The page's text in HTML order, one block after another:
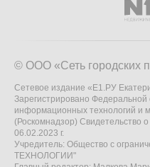
© ООО «Сеть городских
Сетевое издание «Е1.РУ
Зарегистрировано
информационных технологий и
(Роскомнадзор) Свидетельство
06.02.2023 г.
Учредитель: Общество с
ТЕХНОЛОГИИ"